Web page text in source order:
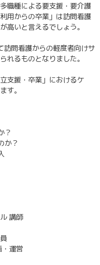
職種による要支援・要介護
用からの卒業」は訪問看護
高いと言えるでしょう。
問看護からの軽度者向けサ
れるものとなりました。
支援・卒業」におけるケ
す。
？
か？
講師
運営